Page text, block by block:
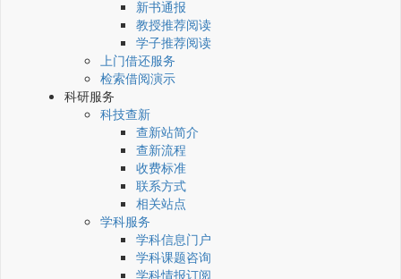
新书通报
教授推荐阅读
学子推荐阅读
上门借还服务
检索借阅演示
科研服务
科技查新
查新站简介
查新流程
收费标准
联系方式
相关站点
学科服务
学科信息门户
学科课题咨询
学科情报订阅